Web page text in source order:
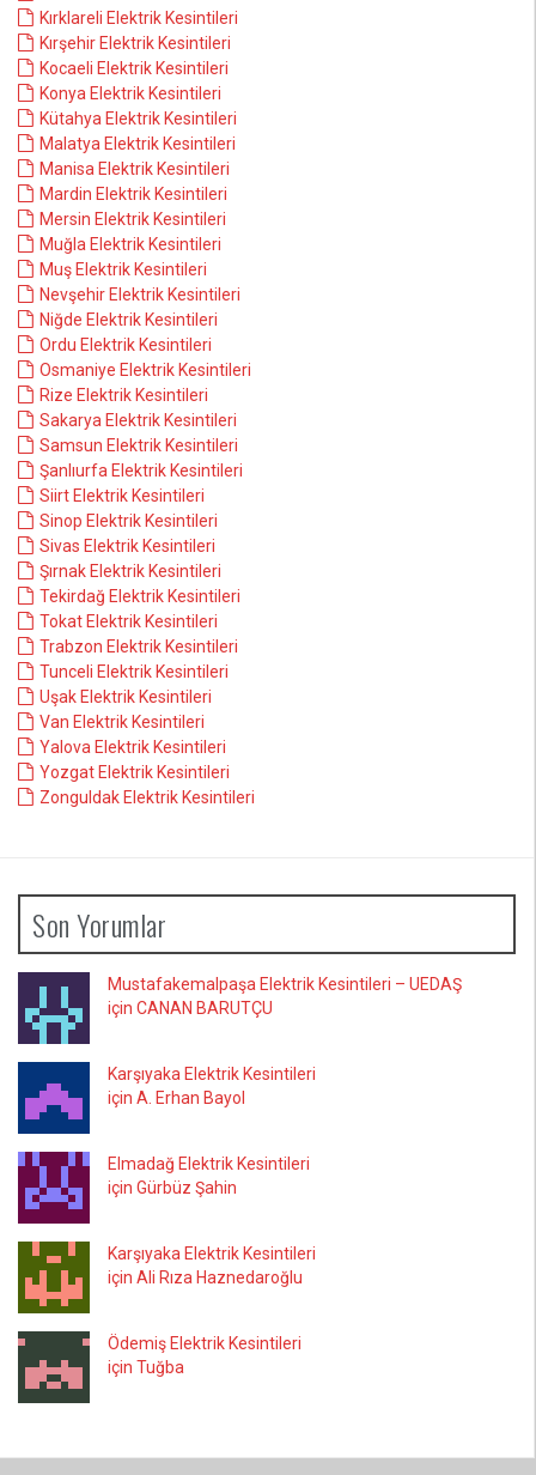
Kırklareli Elektrik Kesintileri
Kırşehir Elektrik Kesintileri
Kocaeli Elektrik Kesintileri
Konya Elektrik Kesintileri
Kütahya Elektrik Kesintileri
Malatya Elektrik Kesintileri
Manisa Elektrik Kesintileri
Mardin Elektrik Kesintileri
Mersin Elektrik Kesintileri
Muğla Elektrik Kesintileri
Muş Elektrik Kesintileri
Nevşehir Elektrik Kesintileri
Niğde Elektrik Kesintileri
Ordu Elektrik Kesintileri
Osmaniye Elektrik Kesintileri
Rize Elektrik Kesintileri
Sakarya Elektrik Kesintileri
Samsun Elektrik Kesintileri
Şanlıurfa Elektrik Kesintileri
Siirt Elektrik Kesintileri
Sinop Elektrik Kesintileri
Sivas Elektrik Kesintileri
Şırnak Elektrik Kesintileri
Tekirdağ Elektrik Kesintileri
Tokat Elektrik Kesintileri
Trabzon Elektrik Kesintileri
Tunceli Elektrik Kesintileri
Uşak Elektrik Kesintileri
Van Elektrik Kesintileri
Yalova Elektrik Kesintileri
Yozgat Elektrik Kesintileri
Zonguldak Elektrik Kesintileri
Son Yorumlar
Mustafakemalpaşa Elektrik Kesintileri – UEDAŞ
için CANAN BARUTÇU
Karşıyaka Elektrik Kesintileri
için A. Erhan Bayol
Elmadağ Elektrik Kesintileri
için Gürbüz Şahin
Karşıyaka Elektrik Kesintileri
için Ali Rıza Haznedaroğlu
Ödemiş Elektrik Kesintileri
için Tuğba